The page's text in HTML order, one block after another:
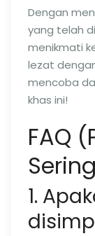
Dengan
yang telah
menikmati
lezat
mencoba
khas ini!
FAQ
1.